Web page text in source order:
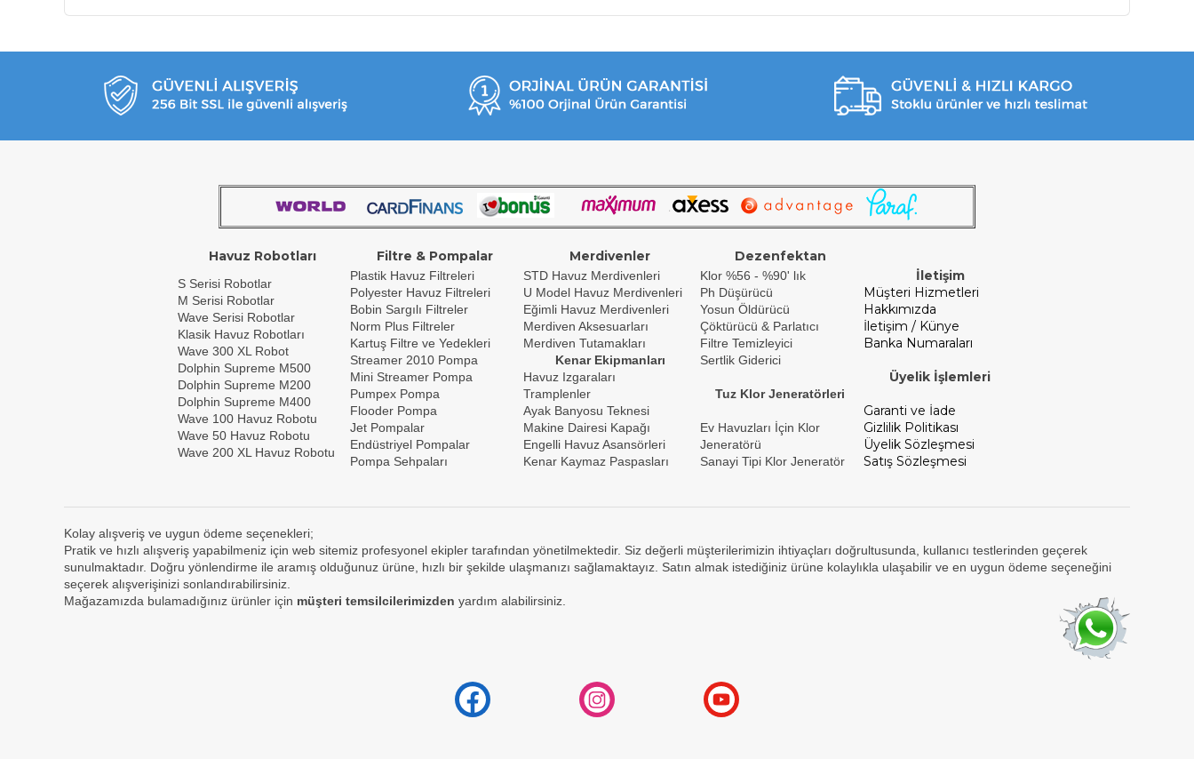
Havuz Robotları Filtre & Pompalar Merdivenler Dezenfektan
S Serisi Robotlar
M Serisi Robotlar
Wave Serisi Robotlar
Klasik Havuz Robotları
Wave 300 XL Robot
Dolphin Supreme M500
Dolphin Supreme M200
Dolphin Supreme M400
Wave 100 Havuz Robotu
Wave 50 Havuz Robotu
Wave 200 XL Havuz Robotu
Plastik Havuz Filtreleri
Polyester Havuz Filtreleri
Bobin Sargılı Filtreler
Norm Plus Filtreler
Kartuş Filtre ve Yedekleri
Streamer 2010 Pompa
Mini Streamer Pompa
Pumpex Pompa
Flooder Pompa
Jet Pompalar
Endüstriyel Pompalar
Pompa Sehpaları
STD Havuz Merdivenleri
U Model Havuz Merdivenleri
Eğimli Havuz Merdivenleri
Merdiven Aksesuarları
Merdiven Tutamakları
Kenar Ekipmanları
Havuz Izgaraları
Tramplenler
Ayak Banyosu Teknesi
Makine Dairesi Kapağı
Engelli Havuz Asansörleri
Kenar Kaymaz Paspasları
Klor %56 - %90' lık
Ph Düşürücü
Yosun Öldürücü
Çöktürücü & Parlatıcı
Filtre Temizleyici
Sertlik Giderici
Tuz Klor Jeneratörleri
Ev Havuzları İçin Klor
Jeneratörü
Sanayi Tipi Klor Jeneratör
İletişim
Müşteri Hizmetleri
Hakkımızda
İletişim / Künye
Banka Numaraları
Üyelik İşlemleri
Garanti ve İade
Gizlilik Politikası
Üyelik Sözleşmesi
Satış Sözleşmesi
Kolay alışveriş ve uygun ödeme seçenekleri;
Pratik ve hızlı alışveriş yapabilmeniz için web sitemiz profesyonel ekipler tarafından yönetilmektedir. Siz değerli müşterilerimizin ihtiyaçları doğrultusunda, kullanıcı testlerinden geçerek
sunulmaktadır. Doğru yönlendirme ile aramış olduğunuz ürüne, hızlı bir şekilde ulaşmanızı sağlamaktayız. Satın almak istediğiniz ürüne kolaylıkla ulaşabilir ve en uygun ödeme seçeneğini
seçerek alışverişinizi sonlandırabilirsiniz.
Mağazamızda bulamadığınız ürünler için müşteri temsilcilerimizden yardım alabilirsiniz.